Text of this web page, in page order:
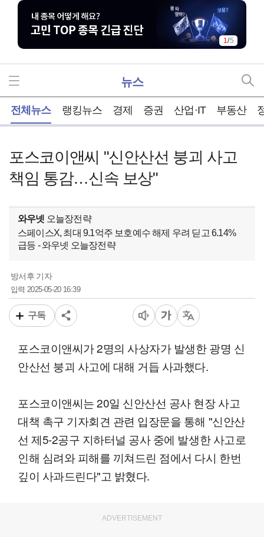
1/5
뉴스
전체뉴스 랭킹뉴스 경제 증권 산업·IT 부동산
포스코이앤씨 "신안산선 붕괴 사고
책임 통감…신속 보상"
와우넷 오늘장전략
스페이스X, 최대 9.1억주 보호예수 해제 우려 딛고 6.14%
급등 - 와우넷 오늘장전략
방서후 기자
입력2025-05-20 16:39
구독
포스코이앤씨가 2명의 사상자가 발생한 광명 신
안산선 붕괴 사고에 대해 거듭 사과했다.
포스코이앤씨는 20일 신안산선 공사 현장 사고
대책 촉구 기자회견 관련 입장문을 통해 "신안산
선 제5-2공구 지하터널 공사 중에 발생한 사고로
인해 심려와 피해를 끼쳐드린 점에서 다시 한번
깊이 사과드린다"고 밝혔다.
ADVERTISEMENT